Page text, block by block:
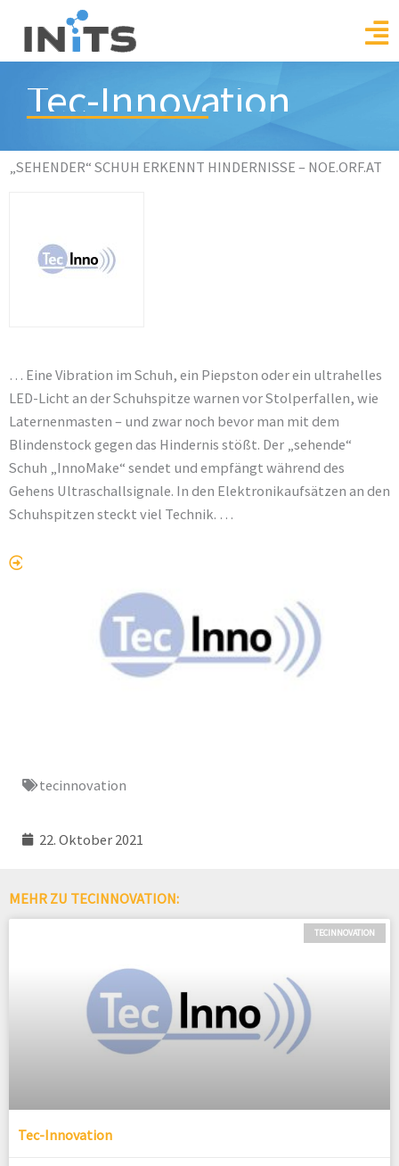
content
Tec-Innovation
„SEHENDER“ SCHUH ERKENNT HINDERNISSE – NOE.ORF.AT
… Eine Vibration im Schuh, ein Piepston oder ein ultrahelles
LED-Licht an der Schuhspitze warnen vor Stolperfallen, wie
Laternenmasten – und zwar noch bevor man mit dem
Blindenstock gegen das Hindernis stößt. Der „sehende“
Schuh „InnoMake“ sendet und empfängt während des
Gehens Ultraschallsignale. In den Elektronikaufsätzen an den
Schuhspitzen steckt viel Technik. …
tecinnovation
22. Oktober 2021
MEHR ZU TECINNOVATION:
TECINNOVATION
Tec-Innovation